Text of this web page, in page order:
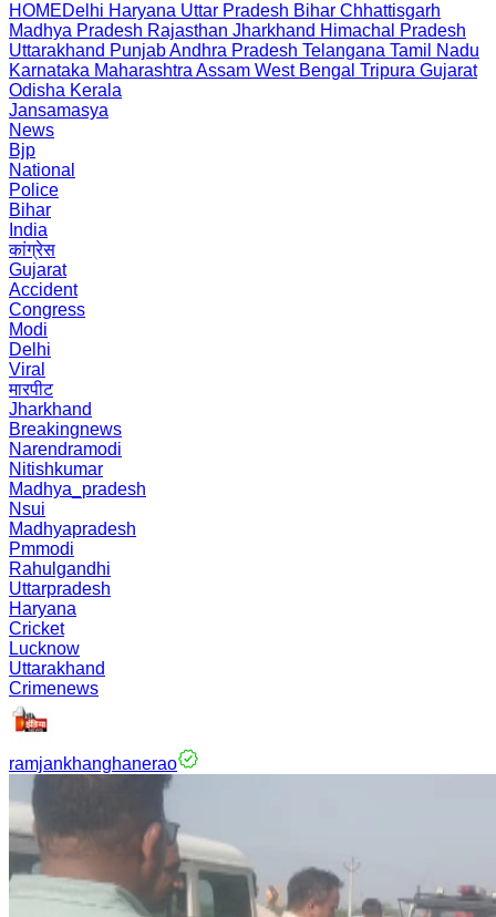
HOMEDelhi Haryana Uttar Pradesh Bihar Chhattisgarh
Madhya Pradesh Rajasthan Jharkhand Himachal Pradesh
Uttarakhand PunjabAndhra Pradesh Telangana Tamil Nadu
Karnataka Maharashtra Assam West Bengal Tripura Gujarat
Odisha Kerala
Jansamasya
News
Bjp
National
Police
Bihar
India
कांग्रेस
Gujarat
Accident
Congress
Modi
Delhi
Viral
मारपीट
Jharkhand
Breakingnews
Narendramodi
Nitishkumar
Madhya_pradesh
Nsui
Madhyapradesh
Pmmodi
Rahulgandhi
Uttarpradesh
Haryana
Cricket
Lucknow
Uttarakhand
Crimenews
ramjankhanghanerao